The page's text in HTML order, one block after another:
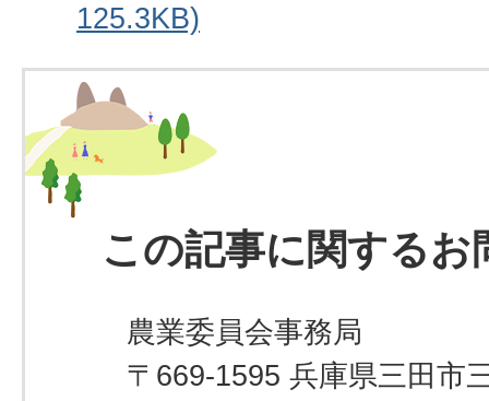
125.3KB)
この記事に関するお
農業委員会事務局
〒669-1595 兵庫県三田市